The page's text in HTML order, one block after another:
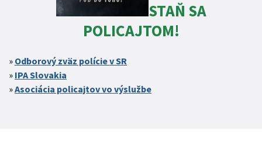
STAŇ SA
POLICAJTOM!
Odborový zväz polície v SR
IPA Slovakia
Asociácia policajtov vo výslužbe